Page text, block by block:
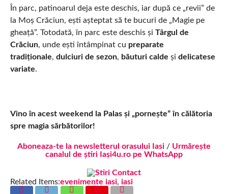
În parc, patinoarul deja este deschis, iar după ce „revii” de
la Moș Crăciun, ești așteptat să te bucuri de „Magie pe
gheață”. Totodată, în parc este deschis și Târgul de
Crăciun, unde ești întâmpinat cu preparate
tradiționale, dulciuri de sezon, băuturi calde și delicatese
variate.
Vino în acest weekend la Palas și „pornește” în călătoria
spre magia sărbătorilor!
Aboneaza-te la newsletterul orasului Iasi/ Urmărește
canalul de știri Iași4u.ro pe WhatsApp
Related Items:evenimente iasi, iasi